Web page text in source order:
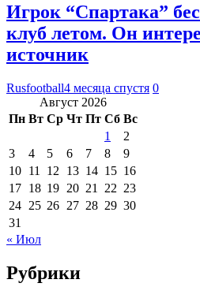
Игрок “Спартака”
клуб летом. Он
источник
Rusfootball4 месяца спустя 0
Август 2026
Пн Вт Ср Чт Пт Сб Вс
1
2
3
4 5 6 7 8
9
10 11 12 13 14 15 16
17 18 19 20 21 22 23
24 25 26 27 28 29 30
31
« Июл
Рубрики